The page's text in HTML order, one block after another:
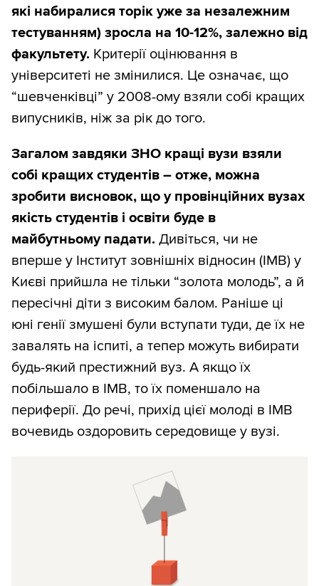
які набиралися торік уже за незалежним
тестуванням) зросла на 10-12%, залежно від
факультету. Критерії оцінювання в
університеті не змінилися. Це означає, що
“шевченківці” у 2008-ому взяли собі кращих
випусників, ніж за рік до того.
Загалом завдяки ЗНО кращі вузи взяли
собі кращих студентів – отже, можна
зробити висновок, що у провінційних вузах
якість студентів і освіти буде в
майбутньому падати. Дивіться, чи не
вперше у Інститут зовнішніх відносин (ІМВ) у
Києві прийшла не тільки “золота молодь”, а й
пересічні діти з високим балом. Раніше ці
юні генії змушені були вступати туди, де їх не
завалять на іспиті, а тепер можуть вибирати
будь-який престижний вуз. А якщо їх
побільшало в ІМВ, то їх поменшало на
периферії. До речі, прихід цієї молоді в ІМВ
вочевидь оздоровить середовище у вузі.